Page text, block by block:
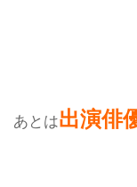
あとは出演俳